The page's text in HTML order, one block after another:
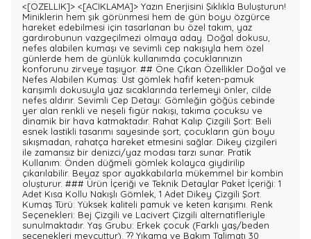
<[OZELLIK]> <[ACIKLAMA]> Yazın Enerjisini Şıklıkla Buluşturun!
Miniklerin hem şık görünmesi hem de gün boyu özgürce
hareket edebilmesi için tasarlanan bu özel takım, yaz
gardırobunun vazgeçilmezi olmaya aday. Doğal dokusu,
nefes alabilen kumaşı ve sevimli cep nakışıyla hem özel
günlerde hem de günlük kullanımda çocuklarınızın
konforunu zirveye taşıyor. ## Öne Çıkan Özellikler Doğal ve
Nefes Alabilen Kumaş: Üst gömlek hafif keten-pamuk
karışımlı dokusuyla yaz sıcaklarında terlemeyi önler, cilde
nefes aldırır. Sevimli Cep Detayı: Gömleğin göğüs cebinde
yer alan renkli ve neşeli figür nakışı, takıma çocuksu ve
dinamik bir hava katmaktadır. Rahat Kalıp Çizgili Şort: Beli
esnek lastikli tasarımı sayesinde şort, çocukların gün boyu
sıkışmadan, rahatça hareket etmesini sağlar. Dikey çizgileri
ile zamansız bir denizci/yaz modası tarzı sunar. Pratik
Kullanım: Önden düğmeli gömlek kolayca giydirilip
çıkarılabilir. Beyaz spor ayakkabılarla mükemmel bir kombin
oluşturur. ### Ürün İçeriği ve Teknik Detaylar Paket İçeriği: 1
Adet Kısa Kollu Nakışlı Gömlek, 1 Adet Dikey Çizgili Şort.
Kumaş Türü: Yüksek kaliteli pamuk ve keten karışımı. Renk
Seçenekleri: Bej Çizgili ve Lacivert Çizgili alternatifleriyle
sunulmaktadır. Yaş Grubu: Erkek çocuk (Farklı yaş/beden
seçenekleri mevcuttur). ?? Yıkama ve Bakım Talimatı 30